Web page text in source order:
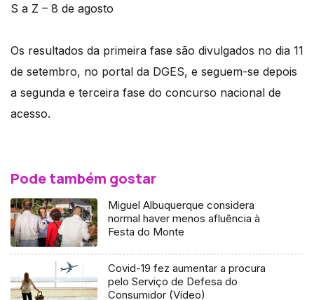
S a Z – 8 de agosto
Os resultados da primeira fase são divulgados no dia 11
de setembro, no portal da DGES, e seguem-se depois
a segunda e terceira fase do concurso nacional de
acesso.
Pode também gostar
Miguel Albuquerque considera
normal haver menos afluência à
Festa do Monte
Covid-19 fez aumentar a procura
pelo Serviço de Defesa do
Consumidor (Vídeo)